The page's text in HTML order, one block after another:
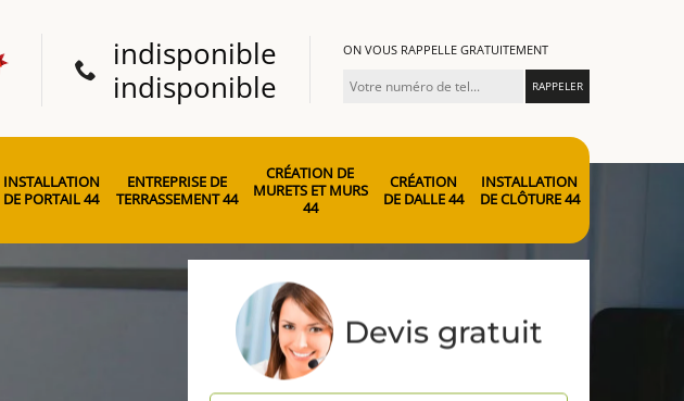
indisponible
indisponible
ON VOUS RAPPELLE GRATUITEMENT
INSTALLATION
DE PORTAIL 44
ENTREPRISE DE
TERRASSEMENT 44
CRÉATION DE
MURETS ET MURS
44
CRÉATION
DE DALLE 44
INSTALLATION
DE CLÔTURE 44
Devis gratuit